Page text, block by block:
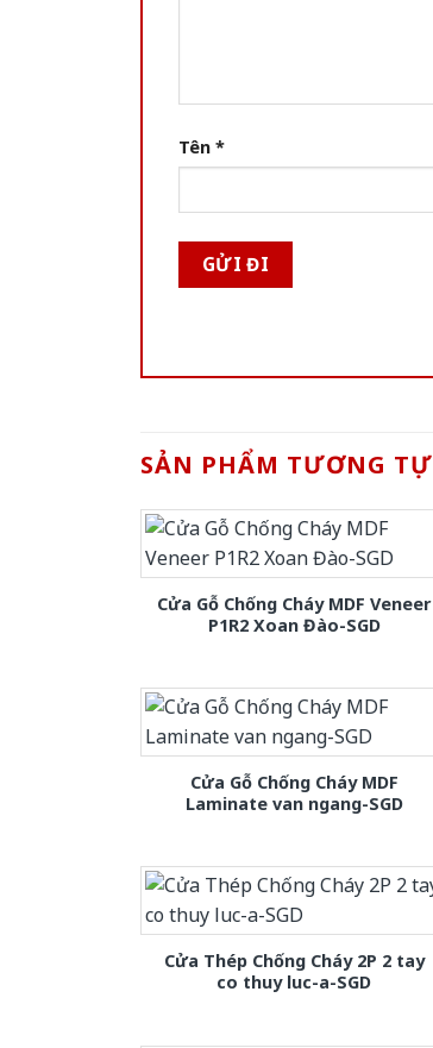
Tên *
SẢN PHẨM TƯƠNG TỰ
Cửa Gỗ Chống Cháy MDF Veneer
P1R2 Xoan Đào-SGD
Cửa Gỗ Chống Cháy MDF
Laminate van ngang-SGD
Cửa Thép Chống Cháy 2P 2 tay
co thuy luc-a-SGD